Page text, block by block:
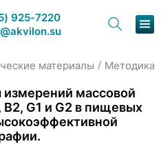
925-7220
материалы / Методика
массовой
G1 и G2 в пищевых